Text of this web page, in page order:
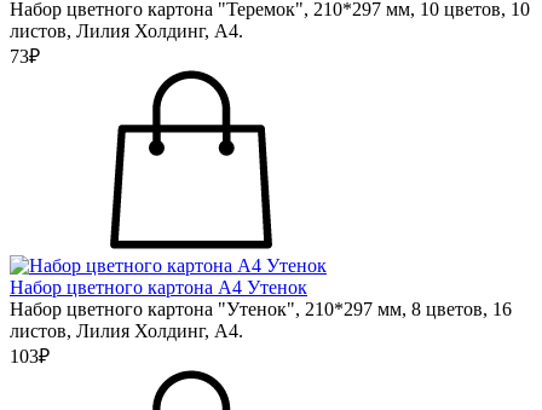
Набор цветного картона "Теремок", 210*297 мм, 10 цветов, 10
листов, Лилия Холдинг, А4.
73₽
Набор цветного картона А4 Утенок
Набор цветного картона "Утенок", 210*297 мм, 8 цветов, 16
листов, Лилия Холдинг, А4.
103₽